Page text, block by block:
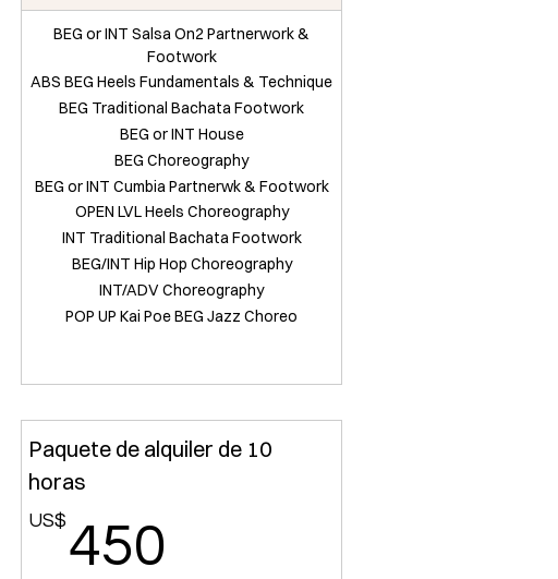
BEG or INT Salsa On2 Partnerwork &
Footwork
ABS BEG Heels Fundamentals & Technique
BEG Traditional Bachata Footwork
BEG or INT House
BEG Choreography
BEG or INT Cumbia Partnerwk & Footwork
OPEN LVL Heels Choreography
INT Traditional Bachata Footwork
BEG/INT Hip Hop Choreography
INT/ADV Choreography
POP UP Kai Poe BEG Jazz Choreo
Paquete de alquiler de 10
horas
US$ 450